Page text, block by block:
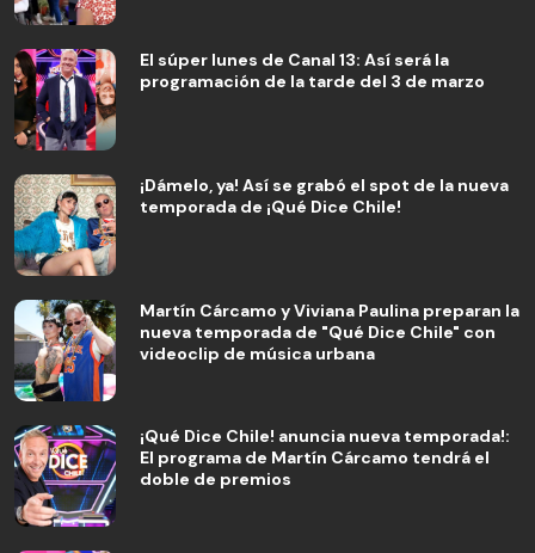
El súper lunes de Canal 13: Así será la
programación de la tarde del 3 de marzo
¡Dámelo, ya! Así se grabó el spot de la nueva
temporada de ¡Qué Dice Chile!
Martín Cárcamo y Viviana Paulina preparan la
nueva temporada de "Qué Dice Chile" con
videoclip de música urbana
¡Qué Dice Chile! anuncia nueva temporada!:
El programa de Martín Cárcamo tendrá el
doble de premios